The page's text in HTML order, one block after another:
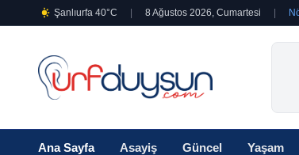
Şanlıurfa 40°C 8 Ağustos 2026, Cumartesi
Ana Sayfa Asayiş Güncel Yaşam